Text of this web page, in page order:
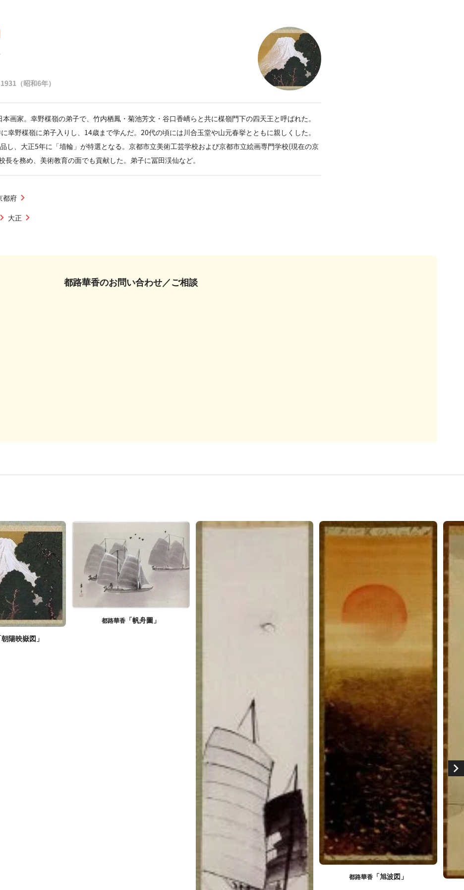
（昭和6年）
画家。幸野楳嶺の弟子で、竹内栖鳳・菊池芳文・谷口香嶠らと共に楳嶺門下の四天王と呼ばれた。
幸野楳嶺に弟子入りし、14歳まで学んだ。20代の頃には川合玉堂や山元春挙とともに親しくした。
し、大正5年に「埴輪」が特選となる。京都市立美術工芸学校および京都市立絵画専門学校(現在の京
長を務め、美術教育の面でも貢献した。弟子に冨田渓仙など。
都府
大正
都路華香のお問い合わせ／ご相談
朝陽映嶽図」
都路華香「帆舟圖」
都路華香「旭波図」